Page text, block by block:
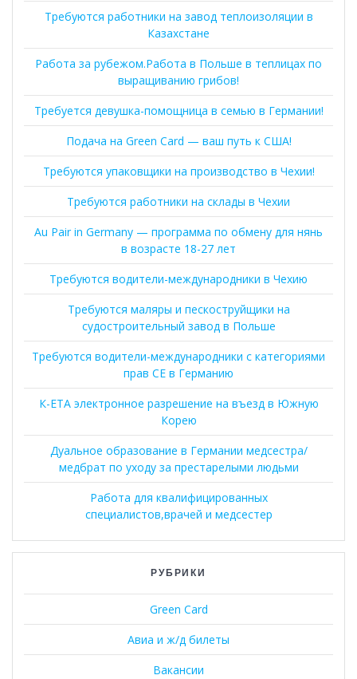
Требуются работники на завод теплоизоляции в
Казахстане
Работа за рубежом.Работа в Польше в теплицах по
выращиванию грибов!
Требуется девушка-помощница в семью в Германии!
Подача на Green Card — ваш путь к США!
Требуются упаковщики на производство в Чехии!
Требуются работники на склады в Чехии
Au Pair in Germany — программа по обмену для нянь
в возрасте 18-27 лет
Требуются водители-международники в Чехию
Требуются маляры и пескоструйщики на
судостроительный завод в Польше
Требуются водители-международники с категориями
прав CE в Германию
К-ЕТА электронное разрешение на въезд в Южную
Корею
Дуальное образование в Германии медсестра/
медбрат по уходу за престарелыми людьми
Работа для квалифицированных
специалистов,врачей и медсестер
РУБРИКИ
Green Card
Авиа и ж/д билеты
Вакансии